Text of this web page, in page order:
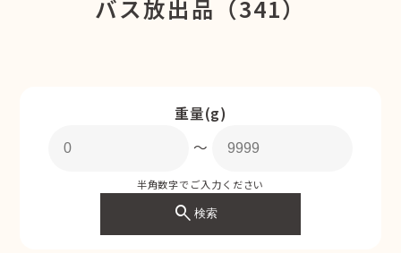
バス放出品（341）
重量(g)
〜
半角数字でご入力ください
search検索